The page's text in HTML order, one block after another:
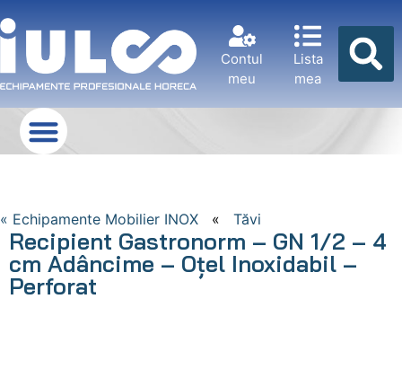
Contul
meu
Lista
mea
« Echipamente Mobilier INOX « Tăvi
Recipient Gastronorm – GN 1/2 – 4
cm Adâncime – Oțel Inoxidabil –
Perforat